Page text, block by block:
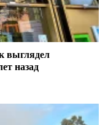
выглядел
назад